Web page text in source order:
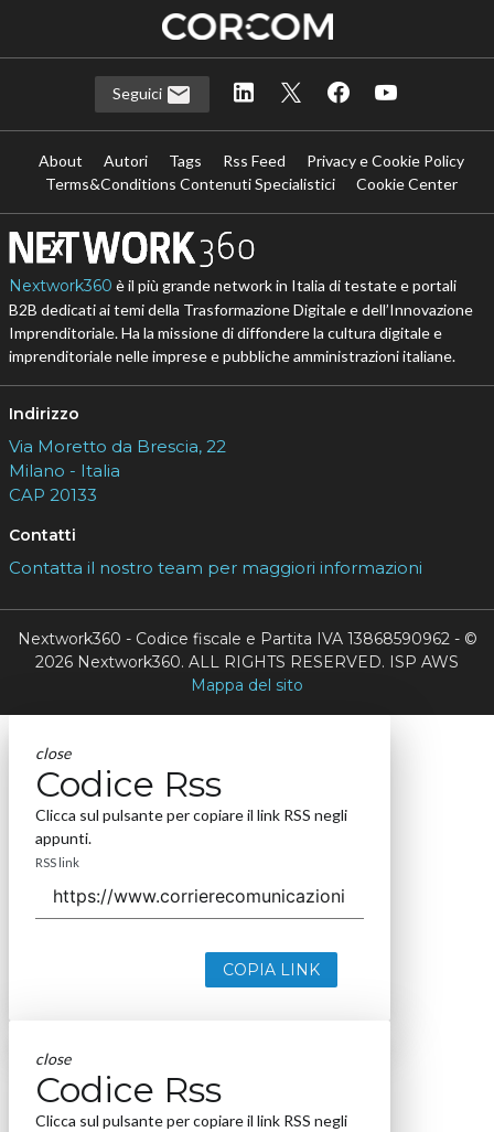
Seguici
About Autori Tags Rss Feed
Privacy e Cookie Policy
Terms&Conditions Contenuti Specialistici
Cookie Center
Nextwork360 è il più grande network in Italia di testate e portali
B2B dedicati ai temi della Trasformazione Digitale e dell’Innovazione
Imprenditoriale. Ha la missione di diffondere la cultura digitale e
imprenditoriale nelle imprese e pubbliche amministrazioni italiane.
Indirizzo
Via Moretto da Brescia, 22
Milano - Italia
CAP 20133
Contatti
Contatta il nostro team per maggiori informazioni
Nextwork360 - Codice fiscale e Partita IVA 13868590962 - ©
2026 Nextwork360. ALL RIGHTS RESERVED. ISP AWS
Mappa del sito
close
Codice Rss
Clicca sul pulsante per copiare il link RSS negli
appunti.
RSS link
COPIA LINK
close
Codice Rss
Clicca sul pulsante per copiare il link RSS negli